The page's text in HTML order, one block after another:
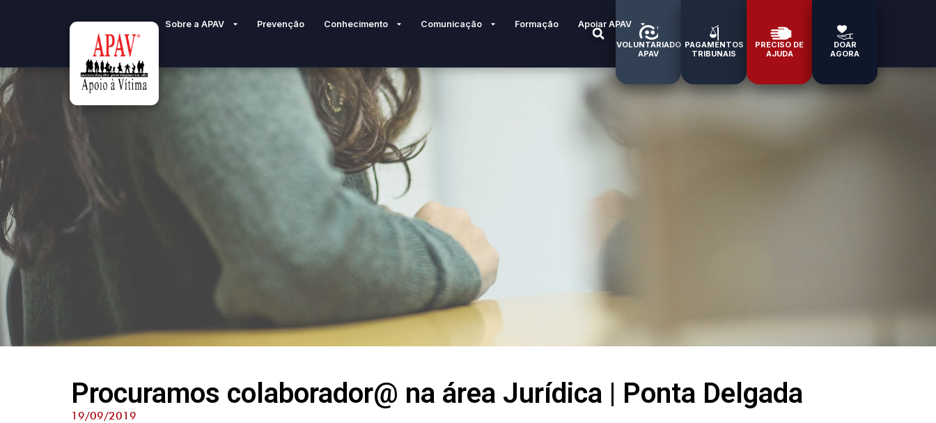
Sobre a APAV Prevenção Conhecimento Comunicação Formação Apoiar APAV
VOLUNTARIADO
APAV
PAGAMENTOS
TRIBUNAIS
PRECISO DE
AJUDA
DOAR
AGORA
Procuramos colaborador@ na área Jurídica | Ponta Delgada
19/09/2019